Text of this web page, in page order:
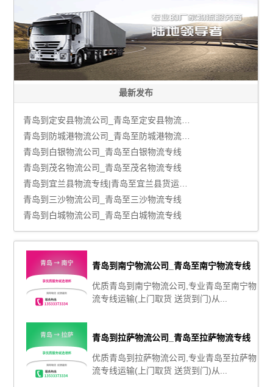
最新发布
青岛到定安县物流公司_青岛至定安县物流专线
青岛到防城港物流公司_青岛至防城港物流专线
青岛到白银物流公司_青岛至白银物流专线
青岛到茂名物流公司_青岛至茂名物流专线
青岛到宜兰县物流专线|青岛至宜兰县货运公司
青岛到三沙物流公司_青岛至三沙物流专线
青岛到白城物流公司_青岛至白城物流专线
青岛到南宁物流公司_青岛至南宁物流专线
优质青岛到南宁物流公司,专业青岛至南宁物
流专线运输(上门取货 送货到门)从...
青岛到拉萨物流公司_青岛至拉萨物流专线
优质青岛到拉萨物流公司,专业青岛至拉萨物
流专线运输(上门取货 送货到门)从...